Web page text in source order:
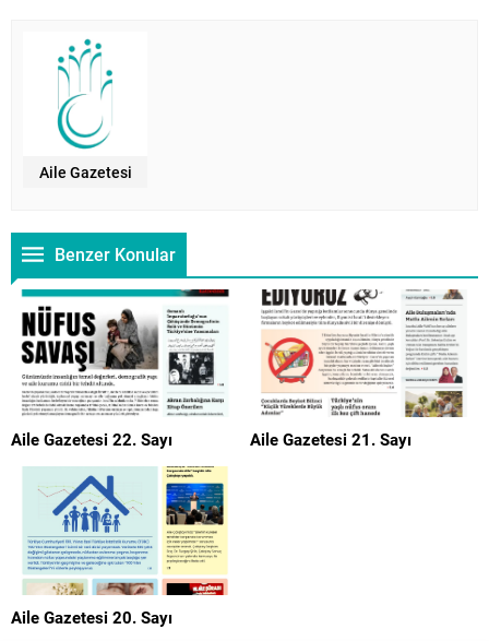
Aile Gazetesi
Benzer Konular
Aile Gazetesi 22. Sayı Aile Gazetesi 21. Sayı
Aile Gazetesi 20. Sayı